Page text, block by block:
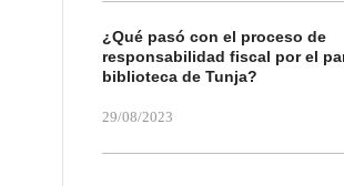
¿Qué pasó con el proceso de
responsabilidad fiscal por el
biblioteca de Tunja?
29/08/2023